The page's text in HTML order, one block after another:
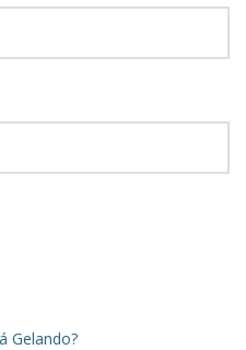
Gelando?